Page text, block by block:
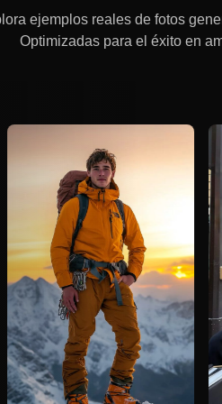
ejemplos reales de fotos
Optimizadas para el éxito en